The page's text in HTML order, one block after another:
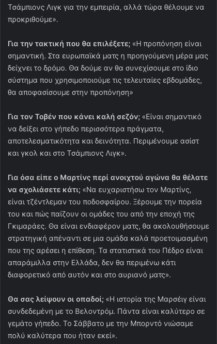
Τσάμπιονς Λιγκ για την εμπειρία, αλλά τώρα θέλουμε να
προκριθούμε».
Για την τακτική που θα επιλέξετε; «Η προπόνηση είναι
σημαντική. Στα ευρωπαϊκά ματς η προηγούμενη μέρα μας
δείχνει το δρόμο. Θα δούμε αν θα συνεχίσουμε στο ίδιο
σύστημα που χρησιμοποιούμε τις τελευταίες εβδομάδες,
θα αποφασίσουμε στην προπόνηση»
Για τον Τοβέν που κάνει καλή σεζόν; «Είναι σημαντικό
να δείξει στο γήπεδο περισσότερα πράγματα,
αποτελεσματικότητα και δεινότητα. Περιμένουμε ασίστ
και γκολ και στο Τσάμπιονς Λιγκ».
Για όσα είπε ο Μαρτίνς περί ανοιχτού αγώνα θα θέλατε
να σχολιάσετε κάτι; «Να ευχαριστήσω τον Μαρτίνς,
είναι τζέντλεμαν του ποδοσφαίρου. Ξέρουμε την πορεία
του και πώς παίζουν οι ομάδες του από την εποχή της
Γκιμαράες. Θα είναι ενδιαφέρον ματς, θα ακολουθήσουμε
στρατηγική απέναντι σε μια ομάδα καλά προετοιμασμένη
που της αρέσει η επίθεση. Τα στατιστικά του Πέδρο είναι
απαράμιλλα στην Ελλάδα, δεν θα περιμένω κάτι
διαφορετικό από αυτόν και στο αυριανό ματς».
Θα σας λείψουν οι οπαδοί; «Η ιστορία της Μαρσέιγ είναι
συνδεδεμένη με το Βελοντρόμ. Πάντα είναι καλύτερο σε
γεμάτο γήπεδο. Το Σάββατο με την Μπορντό νιώσαμε
πολύ καλύτερα που ήταν εκεί».